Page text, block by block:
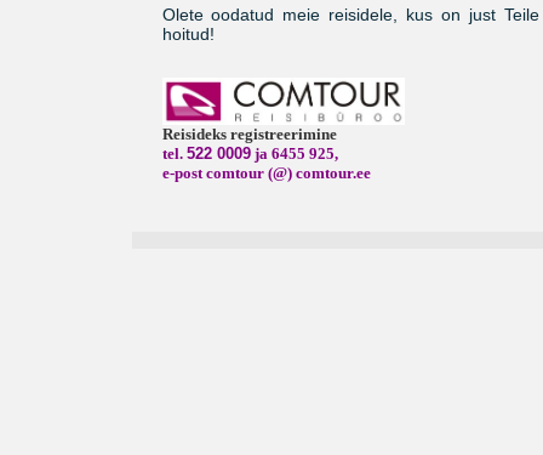
Olete oodatud meie reisidele, kus on just
hoitud!
Reisideks registreerimine
tel. 522 0009ja 6455 925,
e-post comtour (@) comtour.ee